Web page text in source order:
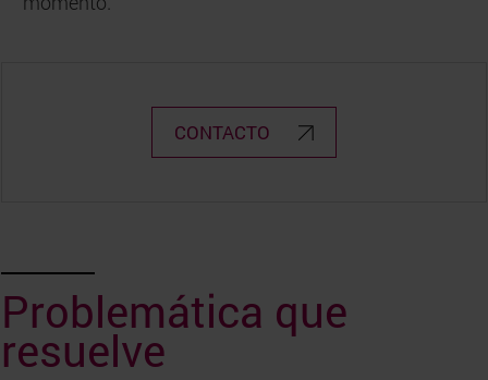
CONTACTO
Problemática que
resuelve